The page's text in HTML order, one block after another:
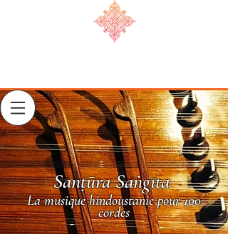
Sanṭūra Saṅgīta
La musique hindoustanie pour 100
cordes